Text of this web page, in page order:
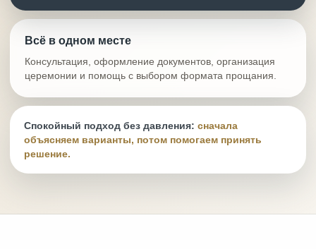
Всё в одном месте
Консультация, оформление документов, организация
церемонии и помощь с выбором формата прощания.
Спокойный подход без давления: сначала
объясняем варианты, потом помогаем принять
решение.